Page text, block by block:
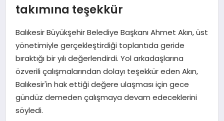
SPOR
MAGAZIN
SAĞLIK
takımına teşekkür
Balıkesir Büyükşehir Belediye Başkanı Ahmet Akın, üst
yönetimiyle gerçekleştirdiği toplantıda geride
bıraktığı bir yılı değerlendirdi. Yol arkadaşlarına
özverili çalışmalarından dolayı teşekkür eden Akın,
Balıkesir'in hak ettiği değere ulaşması için gece
gündüz demeden çalışmaya devam edeceklerini
söyledi.